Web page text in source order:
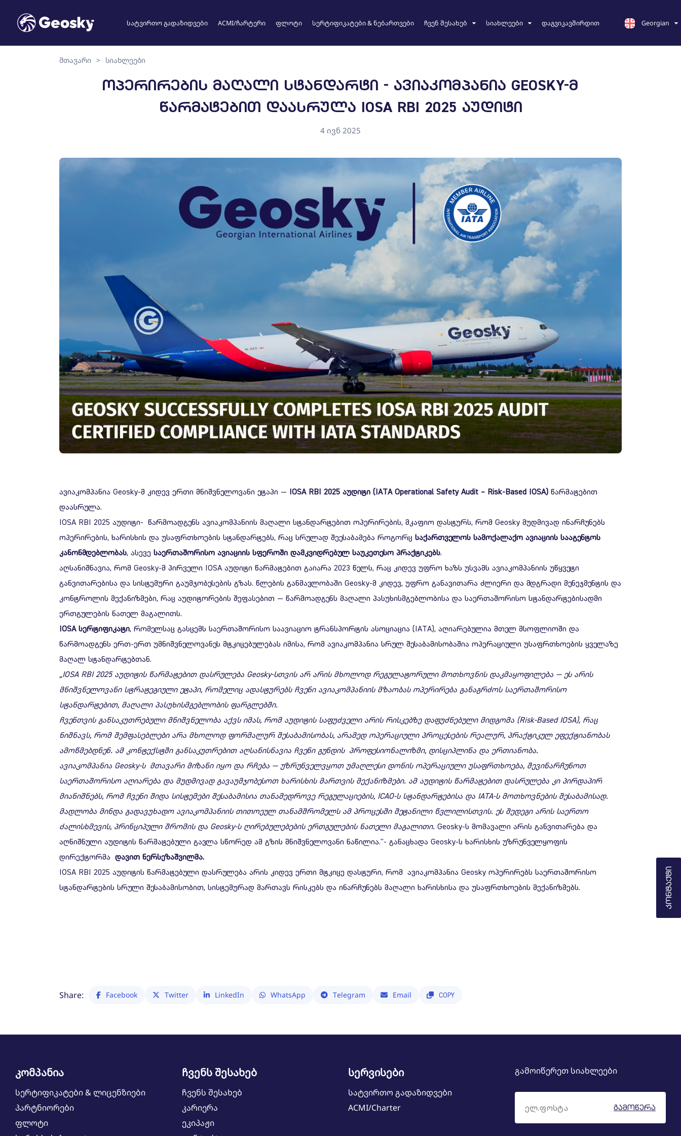
სატვირთო გადაზიდვები ACMI/ჩარტერი ფლოტი სერტიფიკატები & ნებართვები ჩვენ შესახებ სიახლეები დაგვიკავშირდით Georgian
აირჩიეთ ენა
Კონტაქტი
მთავარი > სიახლეები
ᲝᲞᲔᲠᲘᲠᲔᲑᲘᲡ ᲛᲐᲦᲐᲚᲘ ᲡᲢᲐᲜᲓᲐᲠᲢᲘ - ᲐᲕᲘᲐᲙᲝᲛᲞᲐᲜᲘᲐ GEOSKY-Მ
ᲬᲐᲠᲛᲐᲢᲔᲑᲘᲗ ᲓᲐᲐᲡᲠᲣᲚᲐ IOSA RBI 2025 ᲐᲣᲓᲘᲢᲘ
4 ივნ 2025
ავიაკომპანია Geosky-მ კიდევ ერთი მნიშვნელოვანი ეტაპი — IOSA RBI 2025 აუდიტი (IATA Operational Safety Audit – Risk-Based IOSA) წარმატებით
დაასრულა.
IOSA RBI 2025 აუდიტი- წარმოადგენს ავიაკომპანიის მაღალი სტანდარტებით ოპერირების, მკაფიო დასტურს, რომ Geosky მუდმივად ინარჩუნებს
ოპერირების, ხარისხის და უსაფრთხოების სტანდარტებს, რაც სრულად შეესაბამება როგორც საქართველოს სამოქალაქო ავიაციის სააგენტოს
კანონმდებლობას, ასევე საერთაშორისო ავიაციის სფეროში დამკვიდრებულ საუკეთესო პრაქტიკებს.
აღსანიშნავია, რომ Geosky-მ პირველი IOSA აუდიტი წარმატებით გაიარა 2023 წელს, რაც კიდევ უფრო ხაზს უსვამს ავიაკომპანიის უწყვეტი
განვითარებისა და სისტემური გაუმჯობესების გზას. წლების განმავლობაში Geosky-მ კიდევ, უფრო განავითარა ძლიერი და მდგრადი მენეჯმენტის და
კონტროლის მექანიზმები, რაც აუდიტორების შეფასებით — წარმოადგენს მაღალი პასუხისმგებლობისა და საერთაშორისო სტანდარტებისადმი
ერთგულების ნათელ მაგალითს.
IOSA სერტიფიკატი, რომელსაც გასცემს საერთაშორისო საავიაციო ტრანსპორტის ასოციაცია (IATA), აღიარებულია მთელ მსოფლიოში და
წარმოადგენს ერთ-ერთ უმნიშვნელოვანეს მტკიცებულებას იმისა, რომ ავიაკომპანია სრულ შესაბამისობაშია ოპერაციული უსაფრთხოების ყველაზე
მაღალ სტანდარტებთან.
„IOSA RBI 2025 აუდიტის წარმატებით დასრულება Geosky-სთვის არ არის მხოლოდ რეგულატორული მოთხოვნის დაკმაყოფილება — ეს არის
მნიშვნელოვანი სტრატეგიული ეტაპი, რომელიც ადასტურებს ჩვენი ავიაკომპანიის მზაობას ოპერირება განაგრძოს საერთაშორისო
სტანდარტებით, მაღალი პასუხისმგებლობის ფარგლებში.
ჩვენთვის განსაკუთრებული მნიშვნელობა აქვს იმას, რომ აუდიტის საფუძველი არის რისკებზე დაფუძნებული მიდგომა (Risk-Based IOSA), რაც
ნიშნავს, რომ შემფასებლები არა მხოლოდ ფორმალურ შესაბამისობას, არამედ ოპერაციული პროცესების რეალურ, პრაქტიკულ ეფექტიანობას
ამოწმებდნენ. ამ კონტექსტში განსაკუთრებით აღსანისნავია ჩვენი გუნდის პროფესიონალიზმი, დისციპლინა და ერთიანობა.
ავიაკომპანია Geosky-ს მთავარი მიზანი იყო და რჩება — უზრუნველვყოთ უმაღლესი დონის ოპერაციული უსაფრთხოება, შევინარჩუნოთ
საერთაშორისო აღიარება და მუდმივად გავაუმჯობესოთ ხარისხის მართვის მექანიზმები. ამ აუდიტის წარმატებით დასრულება კი პირდაპირ
მიანიშნებს, რომ ჩვენი შიდა სისტემები შესაბამისია თანამედროვე რეგულაციების, ICAO-ს სტანდარტებისა და IATA-ს მოთხოვნების შესაბამისად.
მადლობა მინდა გადავუხადოავიაკომპანიის თითოეულ თანამშრომელს ამ პროცესში შეტანილი წვლილისთვის. ეს შედეგი არის საერთო
ძალისხმევის, პრინციპული შრომის და Geosky-ს ღირებულებების ერთგულების ნათელი მაგალითი. Geosky-ს მომავალი არის განვითარება და
აღნიშნული აუდიტის წარმატებული გავლა სწორედ ამ გზის მნიშვნელოვანი ნაწილია."- განაცხადა Geosky-ს ხარისხის უზრუნველყოფის
დირექტორმა დავით ნერსეზაშვილმა.
IOSA RBI 2025 აუდიტის წარმატებული დასრულება არის კიდევ ერთი მტკიცე დასტური, რომ ავიაკომპანია Geosky ოპერირებს საერთაშორისო
სტანდარტების სრული შესაბამისობით, სისტემურად მართავს რისკებს და ინარჩუნებს მაღალი ხარისხისა და უსაფრთხოების მექანიზმებს.
Share: Facebook Twitter LinkedIn WhatsApp Telegram Email COPY
კომპანია
სერტიფიკატები & ლიცენზიები
პარტნიორები
ფლოტი
ჩვენს შესახებ
ჩვენს შესახებ
კარიერა
ეკიპაჟი
სერვისები
სატვირთო გადაზიდვები
ACMI/Charter
გამოიწერეთ სიახლეები
ᲒᲐᲛᲝᲬᲔᲠᲐ